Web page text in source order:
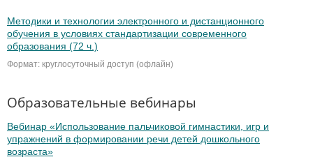
Методики и технологии электронного и дистанционного
обучения в условиях стандартизации современного
образования (72 ч.)
Формат: круглосуточный доступ (офлайн)
Образовательные вебинары
Вебинар «Использование пальчиковой гимнастики, игр и
упражнений в формировании речи детей дошкольного
возраста»